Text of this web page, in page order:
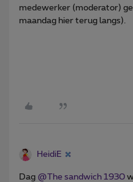
medewerker (moderator)
maandag hier terug langs).
HeidiE
Dag ​ @The sandwich 1930